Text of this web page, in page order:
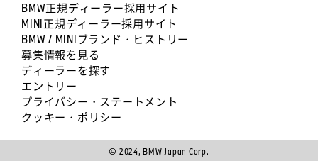
BMW正規ディーラー採用サイト
MINI正規ディーラー採用サイト
BMW / MINIブランド・ヒストリー
募集情報を見る
ディーラーを探す
エントリー
プライバシー・ステートメント
クッキー・ポリシー
© 2024, BMW Japan Corp.